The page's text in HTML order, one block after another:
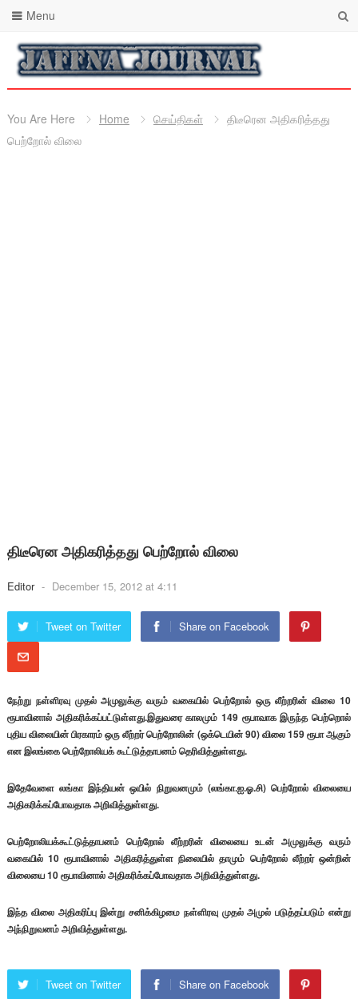
Menu
You Are Here Home செய்திகள்
திடீரென அதிகரித்தது
பெற்றோல் விலை
திடீரென அதிகரித்தது பெற்றோல் விலை
Editor - December 15, 2012 at 4:11
Tweet on Twitter Share on Facebook
நேற்று நள்ளிரவு முதல் அமுலுக்கு வரும் வகையில் பெற்றோல் ஒரு லீற்றரின் விலை 10
ரூபாவினால் அதிகரிக்கப்பட்டுள்ளது.இதுவரை காலமும் 149 ரூபாவாக இருந்த பெற்றொல்
புதிய விலையின் பிரகாரம் ஒரு லீற்றர் பெற்றோலின் (ஒக்டெயின் 90) விலை 159 ரூபா ஆகும்
என இலங்கை பெற்றோலியக் கூட்டுத்தாபனம் தெரிவித்துள்ளது.
இதேவேளை லங்கா இந்தியன் ஒயில் நிறுவனமும் (லங்கா.ஐ.ஓ.சி) பெற்றோல் விலையை
அதிகரிக்கப்போவதாக அறிவித்துள்ளது.
பெற்றோலியக்கூட்டுத்தாபனம் பெற்றோல் லீற்றரின் விலையை உடன் அமுலுக்கு வரும்
வகையில் 10 ரூபாவினால் அதிகரித்துள்ள நிலையில் தாமும் பெற்றோல் லீற்றர் ஒன்றின்
விலையை 10 ரூபாவினால் அதிகரிக்கப்போவதாக அறிவித்துள்ளது.
இந்த விலை அதிகரிப்பு இன்று சனிக்கிழமை நள்ளிரவு முதல் அமுல் படுத்தப்படும் என்று
அந்நிறுவனம் அறிவித்துள்ளது.
Tweet on Twitter Share on Facebook